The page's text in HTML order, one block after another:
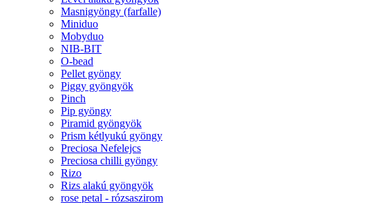
Masnigyöngy (farfalle)
Miniduo
Mobyduo
NIB-BIT
O-bead
Pellet gyöngy
Piggy gyöngyök
Pinch
Pip gyöngy
Piramid gyöngyök
Prism kétlyukú gyöngy
Preciosa Nefelejcs
Preciosa chilli gyöngy
Rizo
Rizs alakú gyöngyök
rose petal - rózsaszirom